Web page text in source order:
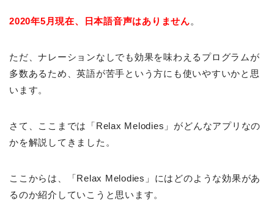
2020年5月現在、日本語音声はありません。
ただ、ナレーションなしでも効果を味わえるプログラムが
多数あるため、英語が苦手という方にも使いやすいかと思
います。
さて、ここまでは「Relax Melodies」がどんなアプリなの
かを解説してきました。
ここからは、「Relax Melodies」にはどのような効果があ
るのか紹介していこうと思います。